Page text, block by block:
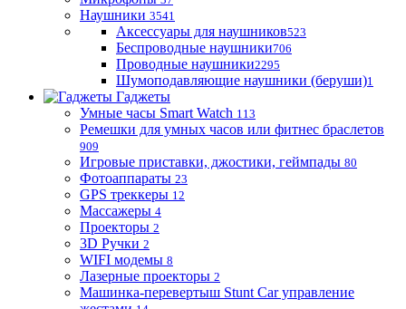
Наушники 3541
Аксессуары для наушников523
Беспроводные наушники706
Проводные наушники2295
Шумоподавляющие наушники (беруши)1
Гаджеты
Умные часы Smart Watch 113
Ремешки для умных часов или фитнес браслетов
909
Игровые приставки, джостики, геймпады 80
Фотоаппараты 23
GPS треккеры 12
Массажеры 4
Проекторы 2
3D Ручки 2
WIFI модемы 8
Лазерные проекторы 2
Машинка-перевертыш Stunt Car управление